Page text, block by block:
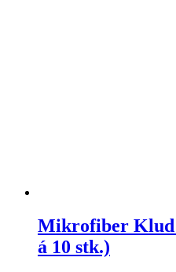
Mikrofiber Klud
á 10 stk.)